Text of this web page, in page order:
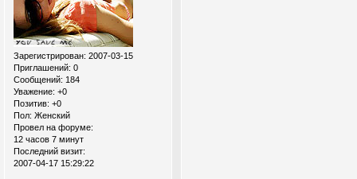
Зарегистрирован: 2007-03-15
Приглашений: 0
Сообщений: 184
Уважение: +0
Позитив: +0
Пол: Женский
Провел на форуме:
12 часов 7 минут
Последний визит:
2007-04-17 15:29:22